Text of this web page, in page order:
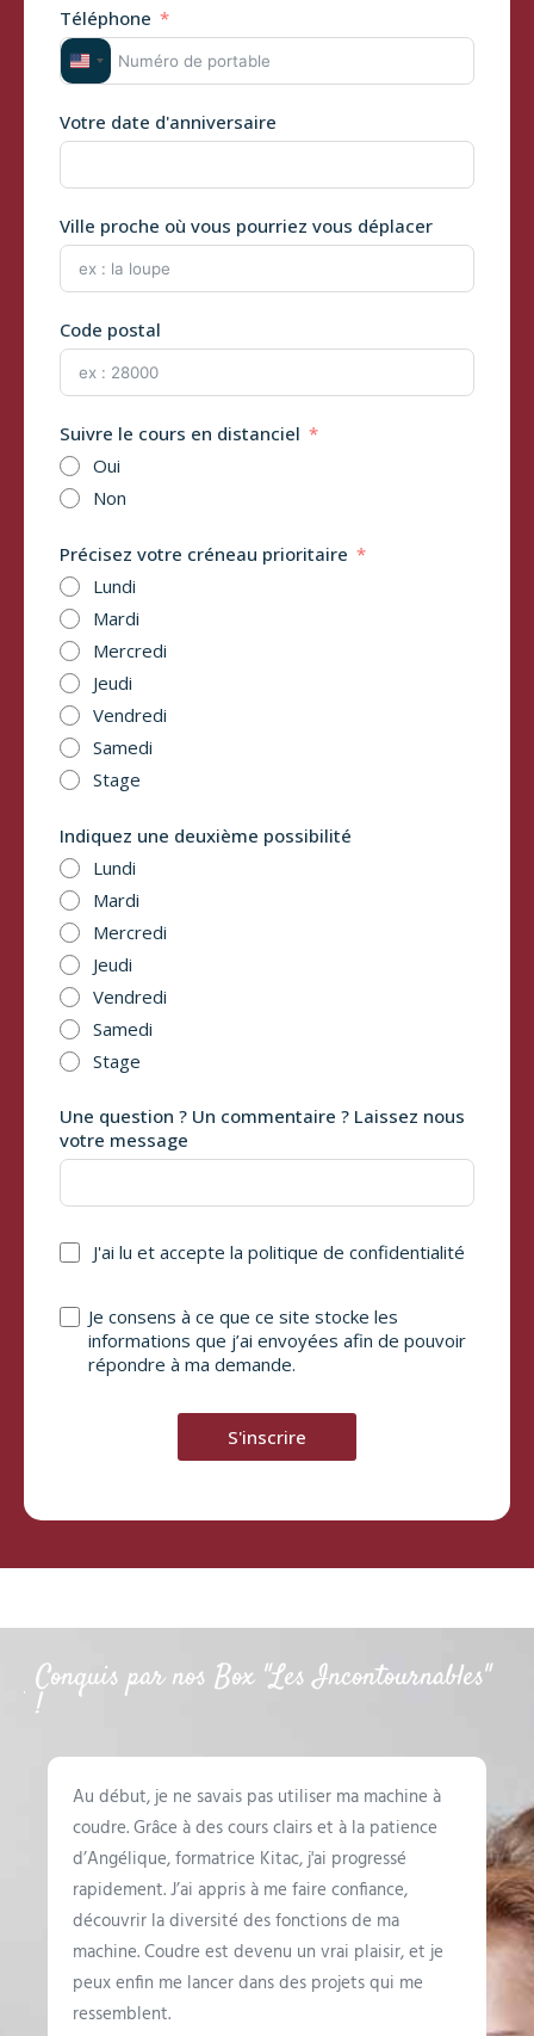
Téléphone
U
n
i
t
d
S
t
a
t
e
s
+
1
Votre date d'anniversaire
Ville proche où vous pourriez vous déplacer
Code postal
Suivre le cours en distanciel
Oui
Non
Précisez votre créneau prioritaire
Lundi
Mardi
Mercredi
Jeudi
Vendredi
Samedi
Stage
Indiquez une deuxième possibilité
Lundi
Mardi
Mercredi
Jeudi
Vendredi
Samedi
Stage
Une question ? Un commentaire ? Laissez nous
votre message
J'ai lu et accepte la politique de confidentialité
Je consens à ce que ce site stocke les
informations que j’ai envoyées afin de pouvoir
répondre à ma demande.
S'inscrire
l
n
t
e
Conquis par nos Box "Les Incontournables"
!
Au début, je ne savais pas utiliser ma machine à
coudre. Grâce à des cours clairs et à la patience
d’Angélique, formatrice Kitac, j'ai progressé
rapidement. J’ai appris à me faire confiance,
découvrir la diversité des fonctions de ma
machine. Coudre est devenu un vrai plaisir, et je
peux enfin me lancer dans des projets qui me
ressemblent.